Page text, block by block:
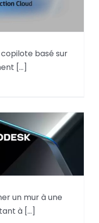
(ACC) pour
qui arrive
basé sur
[...]
mur courbe
pente et
un mur à une
à [...]